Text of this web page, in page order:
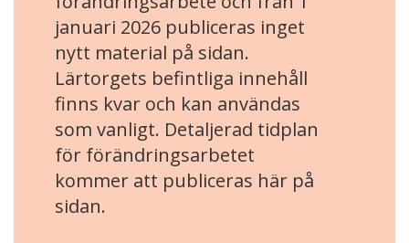
januari 2026 publiceras inget
nytt material på sidan.
Lärtorgets befintliga innehåll
finns kvar och kan användas
som vanligt. Detaljerad tidplan
för förändringsarbetet
kommer att publiceras här på
sidan.